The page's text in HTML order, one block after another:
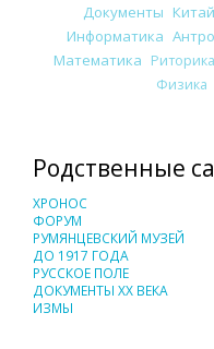
Документы
Информатика
Математика Риторика
Физика
Родственные
ХРОНОС
ФОРУМ
РУМЯНЦЕВСКИЙ МУЗЕЙ
ДО 1917 ГОДА
РУССКОЕ ПОЛЕ
ДОКУМЕНТЫ XX ВЕКА
ИЗМЫ